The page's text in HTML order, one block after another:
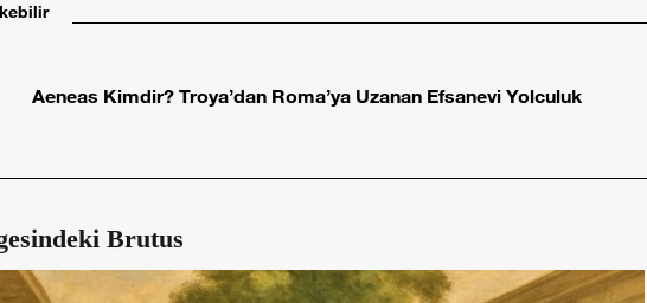
Aeneas Kimdir? Troya’dan Roma’ya Uzanan Efsanevi Yolculuk
Brutus